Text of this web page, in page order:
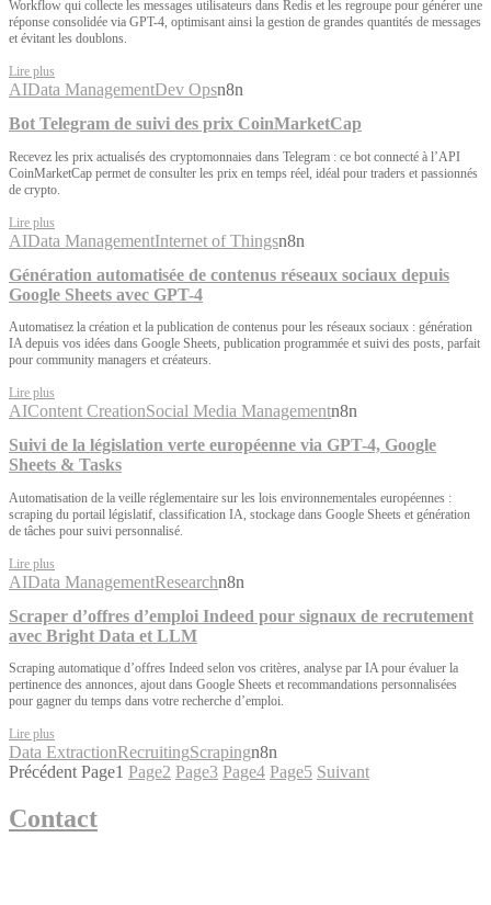
Workflow qui collecte les messages utilisateurs dans Redis et les regroupe pour générer une
réponse consolidée via GPT-4, optimisant ainsi la gestion de grandes quantités de messages
et évitant les doublons.
Lire plus
AIData ManagementDev Opsn8n
Bot Telegram de suivi des prix CoinMarketCap
Recevez les prix actualisés des cryptomonnaies dans Telegram : ce bot connecté à l’API
CoinMarketCap permet de consulter les prix en temps réel, idéal pour traders et passionnés
de crypto.
Lire plus
AIData ManagementInternet of Thingsn8n
Génération automatisée de contenus réseaux sociaux depuis
Google Sheets avec GPT-4
Automatisez la création et la publication de contenus pour les réseaux sociaux : génération
IA depuis vos idées dans Google Sheets, publication programmée et suivi des posts, parfait
pour community managers et créateurs.
Lire plus
AIContent CreationSocial Media Managementn8n
Suivi de la législation verte européenne via GPT-4, Google
Sheets & Tasks
Automatisation de la veille réglementaire sur les lois environnementales européennes :
scraping du portail législatif, classification IA, stockage dans Google Sheets et génération
de tâches pour suivi personnalisé.
Lire plus
AIData ManagementResearchn8n
Scraper d’offres d’emploi Indeed pour signaux de recrutement
avec Bright Data et LLM
Scraping automatique d’offres Indeed selon vos critères, analyse par IA pour évaluer la
pertinence des annonces, ajout dans Google Sheets et recommandations personnalisées
pour gagner du temps dans votre recherche d’emploi.
Lire plus
Data ExtractionRecruitingScrapingn8n
Précédent Page1 Page2 Page3 Page4 Page5 Suivant
Contact